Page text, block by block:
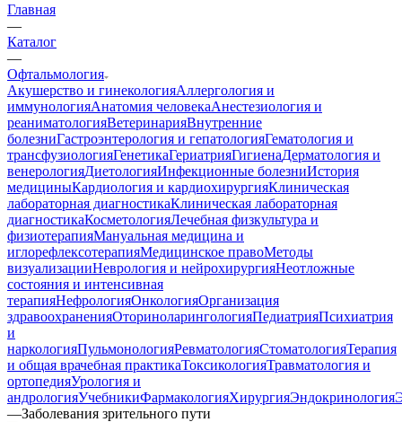
Главная
—
Каталог
—
Офтальмология
Акушерство и гинекологияАллергология и
иммунологияАнатомия человекаАнестезиология и
реаниматологияВетеринарияВнутренние
болезниГастроэнтерология и гепатологияГематология и
трансфузиологияГенетикаГериатрияГигиенаДерматология и
венерологияДиетологияИнфекционные болезниИстория
медициныКардиология и кардиохирургияКлиническая
лабораторная диагностикаКлиническая лабораторная
диагностикаКосметологияЛечебная физкультура и
физиотерапияМануальная медицина и
иглорефлексотерапияМедицинское правоМетоды
визуализацииНеврология и нейрохирургияНеотложные
состояния и интенсивная
терапияНефрологияОнкологияОрганизация
здравоохраненияОториноларингологияПедиатрияПсихиатрия
и
наркологияПульмонологияРевматологияСтоматологияТерапия
и общая врачебная практикаТоксикологияТравматология и
ортопедияУрология и
андрологияУчебникиФармакологияХирургияЭндокринология
—Заболевания зрительного пути